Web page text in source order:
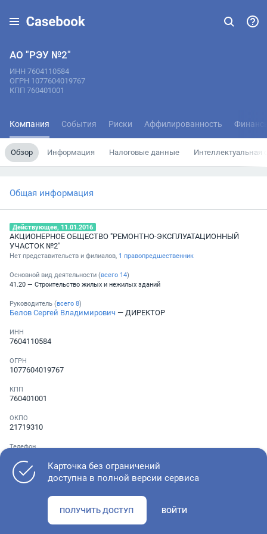
АО "РЭУ №2"
ИНН 7604110584
ОГРН 1077604019767
КПП 760401001
Компания События Риски Аффилированность
Обзор Информация Налоговые данные Интеллектуальная
Общая информация
Действующее, 11.01.2016
АКЦИОНЕРНОЕ ОБЩЕСТВО "РЕМОНТНО-ЭКСПЛУАТАЦИОННЫЙ
УЧАСТОК №2"
Нет представительств и филиалов, 1 правопредшественник
Основной вид деятельности (всего 14)
41.20 — Строительство жилых и нежилых зданий
Руководитель (всего 8)
Белов Сергей Владимирович — ДИРЕКТОР
ИНН
7604110584
ОГРН
1077604019767
КПП
760401001
ОКПО
21719310
Телефон
Как оценить состояние компании
Карточка без ограничений
доступна в полной версии сервиса
ПОЛУЧИТЬ ДОСТУП ВОЙТИ